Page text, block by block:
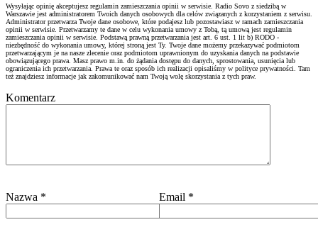
Wysyłając opinię akceptujesz regulamin zamieszczania opinii w serwisie. Radio Sovo z siedzibą w
Warszawie jest administratorem Twoich danych osobowych dla celów związanych z korzystaniem z serwisu.
Administrator przetwarza Twoje dane osobowe, które podajesz lub pozostawiasz w ramach zamieszczania
opinii w serwisie. Przetwarzamy te dane w celu wykonania umowy z Tobą, tą umową jest regulamin
zamieszczania opinii w serwisie. Podstawą prawną przetwarzania jest art. 6 ust. 1 lit b) RODO -
niezbędność do wykonania umowy, której stroną jest Ty. Twoje dane możemy przekazywać podmiotom
przetwarzającym je na nasze zlecenie oraz podmiotom uprawnionym do uzyskania danych na podstawie
obowiązującego prawa. Masz prawo m.in. do żądania dostępu do danych, sprostowania, usunięcia lub
ograniczenia ich przetwarzania. Prawa te oraz sposób ich realizacji opisaliśmy w polityce prywatności. Tam
też znajdziesz informacje jak zakomunikować nam Twoją wolę skorzystania z tych praw.
Komentarz
Nazwa * Email *